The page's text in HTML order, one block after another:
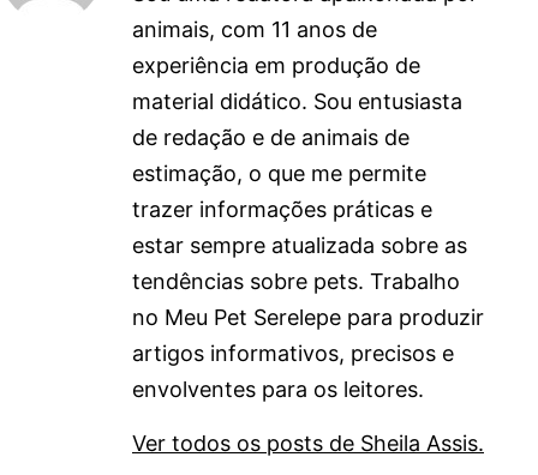
animais, com 11 anos de
experiência em produção de
material didático. Sou entusiasta
de redação e de animais de
estimação, o que me permite
trazer informações práticas e
estar sempre atualizada sobre as
tendências sobre pets. Trabalho
no Meu Pet Serelepe para produzir
artigos informativos, precisos e
envolventes para os leitores.
Ver todos os posts de Sheila Assis.